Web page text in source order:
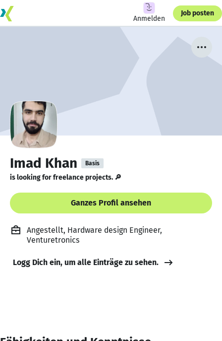
Anmelden
Job posten
Imad Khan Basis
is looking for freelance projects. 🔎
Ganzes Profil ansehen
Angestellt, Hardware design Engineer,
Venturetronics
Logg Dich ein, um alle Einträge zu sehen.